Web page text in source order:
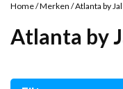
Home/Merken /Atlanta by
Atlanta by